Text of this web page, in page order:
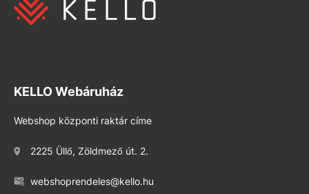
KELLO Webáruház
Webshop központi raktár címe
2225 Üllő, Zöldmező út. 2.
webshoprendeles@kello.hu